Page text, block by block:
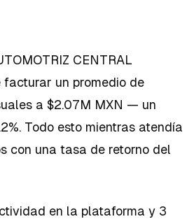
CENTRAL
facturar un promedio de
a $2.07M MXN — un
Todo esto mientras atendía
con una tasa de retorno del
en la plataforma y 3